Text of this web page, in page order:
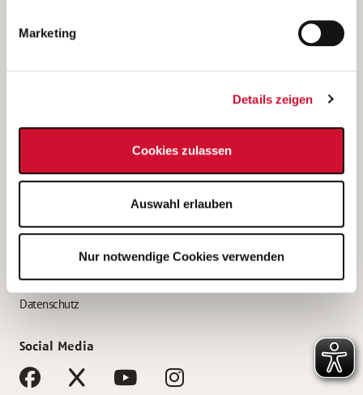
Marketing
Details zeigen
Cookies zulassen
Auswahl erlauben
Nur notwendige Cookies verwenden
Bewerbung als Altenpflegehelfer*in
Bewerbung als Erzieher*in
AWO Gliederungen nach Bundesland
Impressum
Datenschutz
Social Media